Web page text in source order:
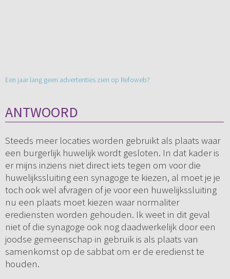
Een jaar lang geen advertenties zien op Refoweb?
ANTWOORD
Steeds meer locaties worden gebruikt als plaats waar
een burgerlijk huwelijk wordt gesloten. In dat kader is
er mijns inziens niet direct iets tegen om voor die
huwelijkssluiting een synagoge te kiezen, al moet je je
toch ook wel afvragen of je voor een huwelijkssluiting
nu een plaats moet kiezen waar normaliter
erediensten worden gehouden. Ik weet in dit geval
niet of die synagoge ook nog daadwerkelijk door een
joodse gemeenschap in gebruik is als plaats van
samenkomst op de sabbat om er de eredienst te
houden.